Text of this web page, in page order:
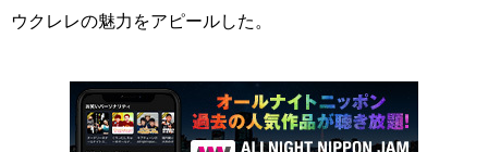
ウクレレの魅力をアピールした。